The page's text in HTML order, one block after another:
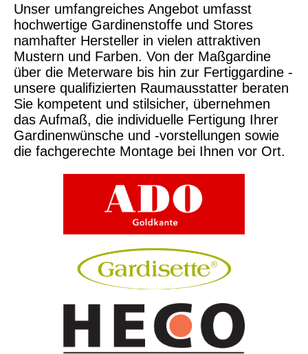
Unser umfangreiches Angebot umfasst
hochwertige Gardinenstoffe und Stores
namhafter Hersteller in vielen attraktiven
Mustern und Farben. Von der Maßgardine
über die Meterware bis hin zur Fertiggardine -
unsere qualifizierten Raumausstatter beraten
Sie kompetent und stilsicher, übernehmen
das Aufmaß, die individuelle Fertigung Ihrer
Gardinenwünsche und -vorstellungen sowie
die fachgerechte Montage bei Ihnen vor Ort.